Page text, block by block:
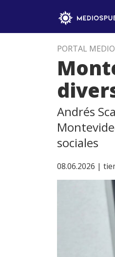
PORTAL
Andrés
sociales
08.06.2026 |